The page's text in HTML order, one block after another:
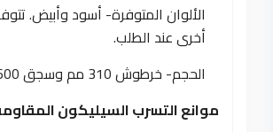
الألوان المتوفرة- أسود وأبيض.
أخرى عند الطلب.
الحجم- خرطوش 310 مم وسجق 600 مم.
موانع التسرب السيليكون